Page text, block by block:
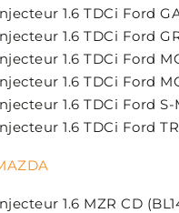
1.6 TDCi Ford
1.6 TDCi Ford
1.6 TDCi Ford
1.6 TDCi Ford
1.6 TDCi Ford S-
1.6 TDCi Ford
1.6 MZR CD